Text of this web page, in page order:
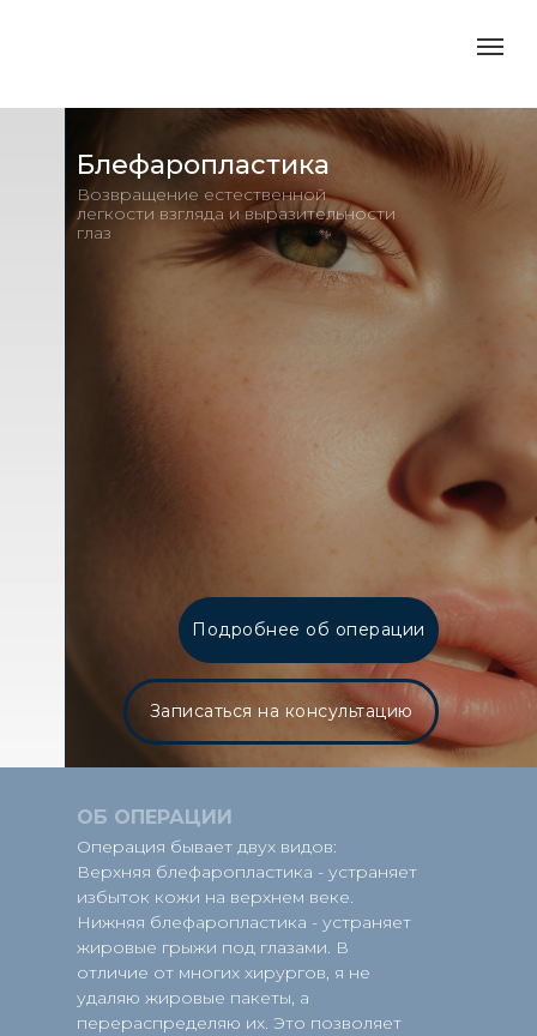
Блефаропластика
Возвращение естественной
легкости взгляда и выразительности
глаз
Подробнее об операции
Записаться на консультацию
Операция бывает двух видов:
Верхняя блефаропластика - устраняет
избыток кожи на верхнем веке.
Нижняя блефаропластика - устраняет
жировые грыжи под глазами. В
отличие от многих хирургов, я не
удаляю жировые пакеты, а
перераспределяю их. Это позволяет
ОБ ОПЕРАЦИИ